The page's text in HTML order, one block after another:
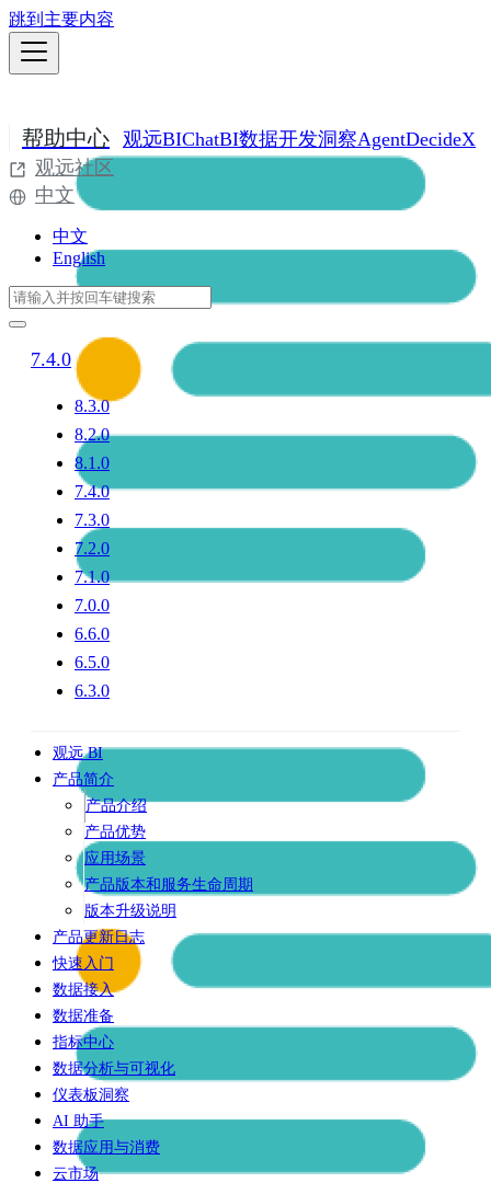
跳到主要内容
帮助中心 观远BIChatBI数据开发洞察AgentDecideX
观远社区
中文
中文
English
7.4.0
8.3.0
8.2.0
8.1.0
7.4.0
7.3.0
7.2.0
7.1.0
7.0.0
6.6.0
6.5.0
6.3.0
观远 BI
产品简介
产品介绍
产品优势
应用场景
产品版本和服务生命周期
版本升级说明
产品更新日志
快速入门
数据接入
数据准备
指标中心
数据分析与可视化
仪表板洞察
AI 助手
数据应用与消费
云市场